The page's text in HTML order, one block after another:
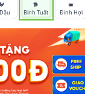
🐕
Bính Tuất
🐖
Đinh Hợi